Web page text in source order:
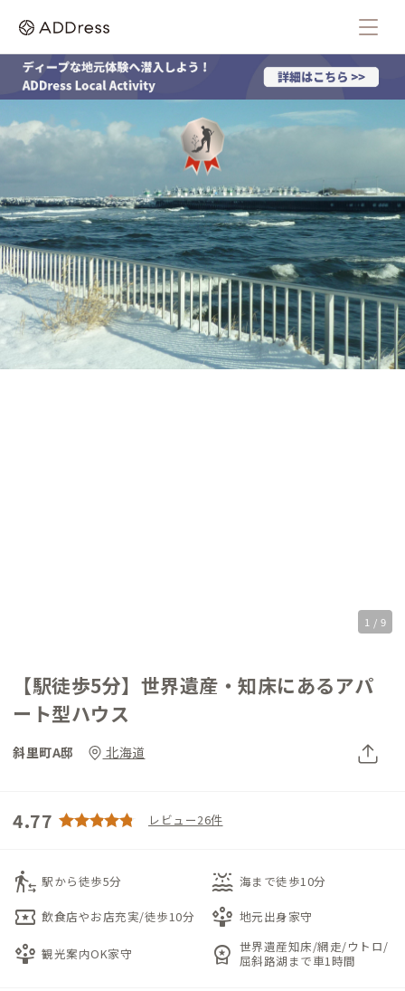
1 / 9
【駅徒歩5分】世界遺産・知床にあるアパ
ート型ハウス
斜里町A邸 北海道
4.77 レビュー26件
transfer_within_a_station 駅から徒歩5分 water_lux 海まで徒歩10分
local_activity 飲食店やお店充実/徒歩10分 person_play 地元出身家守
person_play 観光案内OK家守 workspace_premium 世界遺産知床/網走/ウトロ/
屈斜路湖まで車1時間